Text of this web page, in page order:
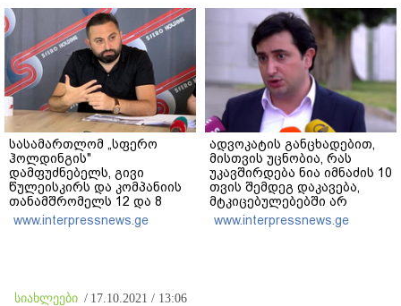
სასამართლომ „სფერო
ჰოლდინგის"
დამფუძნებელს, გივი
წულეისკირს და კომპანიის
თანამშრომელს 12 და 8
წლით თავისუფლების
აღკვეთა განუსაზღვრა -
www.interpressnews.ge
ადვოკატის განცხადებით,
მისთვის უცნობია, რას
უკავშირდება ნია იმნაძის 10
თვის შემდეგ დაკავება,
მტკიცებულებებში არ
ფიქსირდება „მეტადან“
გამოთხოვილი ინფორმაცია
www.interpressnews.ge
სიახლეები / 17.10.2021 / 13:06